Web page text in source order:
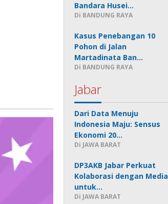
Bandara Husei…
Di BANDUNG RAYA
Kasus Penebangan 10
Pohon di Jalan
Martadinata Ban…
Di BANDUNG RAYA
Jabar
Dari Data Menuju
Indonesia Maju: Sensus
Ekonomi 20…
Di JAWA BARAT
DP3AKB Jabar Perkuat
Kolaborasi dengan Media
untuk…
Di JAWA BARAT